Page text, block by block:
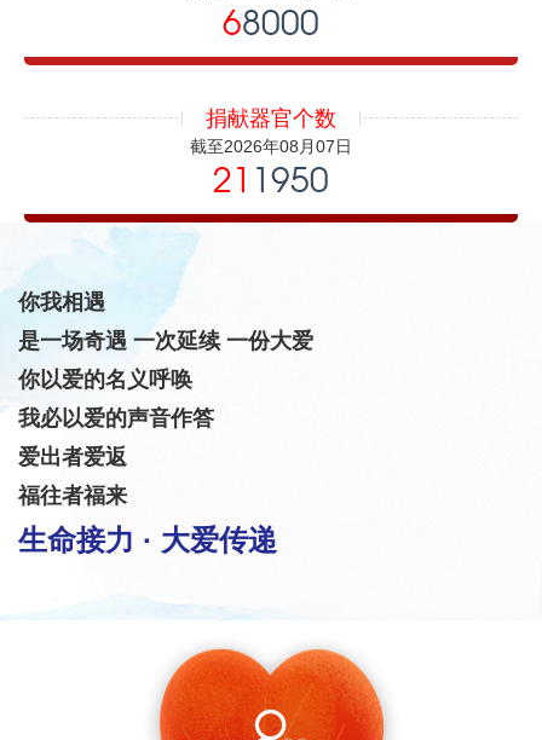
68000
捐献器官个数
截至2026年08月07日
21 1950
你我相遇
是一场奇遇 一次延续 一份大爱
你以爱的名义呼唤
我必以爱的声音作答
爱出者爱返
福往者福来
生命接力 · 大爱传递